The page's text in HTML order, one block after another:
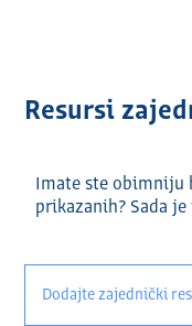
Resursi
Imate ste obimniju
prikazanih? Sada
Dodajte zajednički